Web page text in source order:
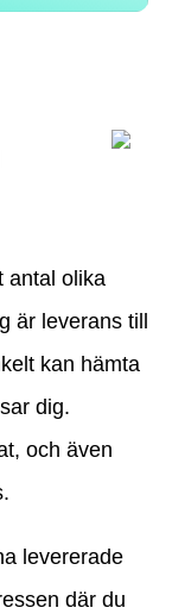
antal olika
är leverans till
kan hämta
dig.
och även
levererade
där du